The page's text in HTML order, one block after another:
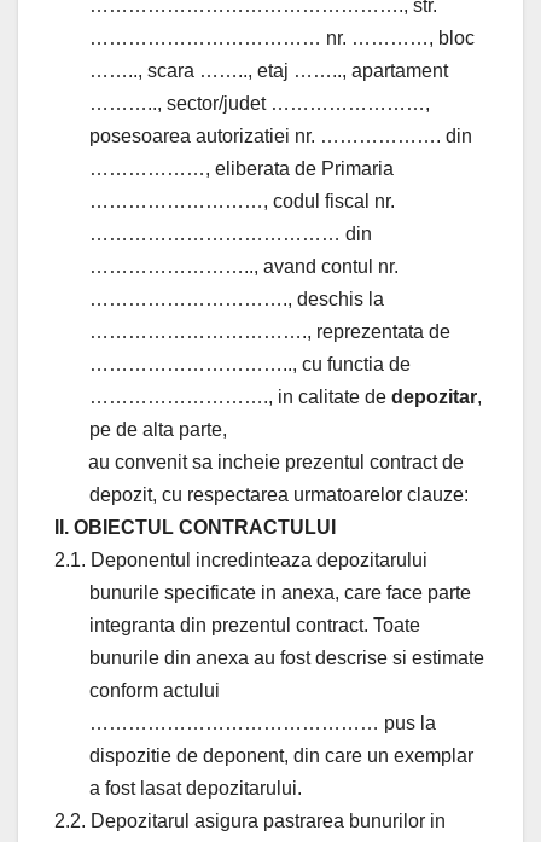
…………………………………………., str.
……………………………… nr. …………, bloc
…….., scara …….., etaj …….., apartament
……….., sector/judet ……………………,
posesoarea autorizatiei nr. ………………. din
………………, eliberata de Primaria
………………………, codul fiscal nr.
………………………………… din
…………………….., avand contul nr.
…………………………., deschis la
……………………………., reprezentata de
………………………….., cu functia de
………………………., in calitate de depozitar,
pe de alta parte,
au convenit sa incheie prezentul contract de
depozit, cu respectarea urmatoarelor clauze:
II. OBIECTUL CONTRACTULUI
2.1. Deponentul incredinteaza depozitarului
bunurile specificate in anexa, care face parte
integranta din prezentul contract. Toate
bunurile din anexa au fost descrise si estimate
conform actului
……………………………………… pus la
dispozitie de deponent, din care un exemplar
a fost lasat depozitarului.
2.2. Depozitarul asigura pastrarea bunurilor in